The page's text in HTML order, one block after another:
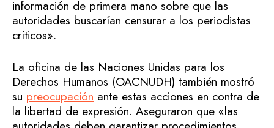
información de primera mano sobre que las
autoridades buscarían censurar a los periodistas
críticos».
La oficina de las Naciones Unidas para los
Derechos Humanos (OACNUDH) también mostró
su preocupación ante estas acciones en contra de
la libertad de expresión. Aseguraron que «las